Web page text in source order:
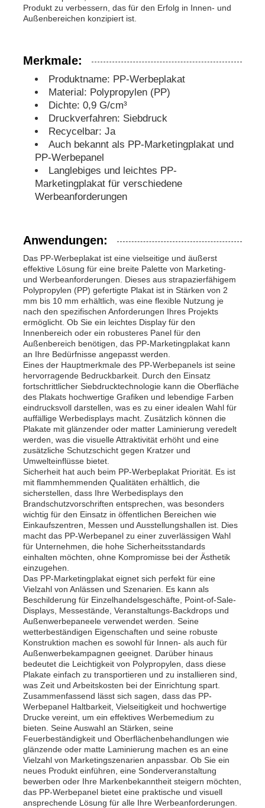
Rohrverbindungen aus Polypropylen
Produkt zu verbessern, das für den Erfolg in Innen- und
Außenbereichen konzipiert ist.
Merkmale:
Produktname: PP-Werbeplakat
Material: Polypropylen (PP)
Dichte: 0,9 G/cm³
Druckverfahren: Siebdruck
Recycelbar: Ja
Auch bekannt als PP-Marketingplakat und
PP-Werbepanel
Langlebiges und leichtes PP-
Marketingplakat für verschiedene
Werbeanforderungen
Anwendungen:
Das PP-Werbeplakat ist eine vielseitige und äußerst
effektive Lösung für eine breite Palette von Marketing-
und Werbeanforderungen. Dieses aus strapazierfähigem
Polypropylen (PP) gefertigte Plakat ist in Stärken von 2
mm bis 10 mm erhältlich, was eine flexible Nutzung je
nach den spezifischen Anforderungen Ihres Projekts
ermöglicht. Ob Sie ein leichtes Display für den
Innenbereich oder ein robusteres Panel für den
Außenbereich benötigen, das PP-Marketingplakat kann
an Ihre Bedürfnisse angepasst werden.
Eines der Hauptmerkmale des PP-Werbepanels ist seine
hervorragende Bedruckbarkeit. Durch den Einsatz
fortschrittlicher Siebdrucktechnologie kann die Oberfläche
des Plakats hochwertige Grafiken und lebendige Farben
eindrucksvoll darstellen, was es zu einer idealen Wahl für
auffällige Werbedisplays macht. Zusätzlich können die
Plakate mit glänzender oder matter Laminierung veredelt
werden, was die visuelle Attraktivität erhöht und eine
zusätzliche Schutzschicht gegen Kratzer und
Umwelteinflüsse bietet.
Sicherheit hat auch beim PP-Werbeplakat Priorität. Es ist
mit flammhemmenden Qualitäten erhältlich, die
sicherstellen, dass Ihre Werbedisplays den
Brandschutzvorschriften entsprechen, was besonders
wichtig für den Einsatz in öffentlichen Bereichen wie
Einkaufszentren, Messen und Ausstellungshallen ist. Dies
macht das PP-Werbepanel zu einer zuverlässigen Wahl
für Unternehmen, die hohe Sicherheitsstandards
einhalten möchten, ohne Kompromisse bei der Ästhetik
einzugehen.
Das PP-Marketingplakat eignet sich perfekt für eine
Vielzahl von Anlässen und Szenarien. Es kann als
Beschilderung für Einzelhandelsgeschäfte, Point-of-Sale-
Displays, Messestände, Veranstaltungs-Backdrops und
Außenwerbepaneele verwendet werden. Seine
wetterbeständigen Eigenschaften und seine robuste
Konstruktion machen es sowohl für Innen- als auch für
Außenwerbekampagnen geeignet. Darüber hinaus
bedeutet die Leichtigkeit von Polypropylen, dass diese
Plakate einfach zu transportieren und zu installieren sind,
was Zeit und Arbeitskosten bei der Einrichtung spart.
Zusammenfassend lässt sich sagen, dass das PP-
Werbepanel Haltbarkeit, Vielseitigkeit und hochwertige
Drucke vereint, um ein effektives Werbemedium zu
bieten. Seine Auswahl an Stärken, seine
Feuerbeständigkeit und Oberflächenbehandlungen wie
glänzende oder matte Laminierung machen es an eine
Vielzahl von Marketingszenarien anpassbar. Ob Sie ein
neues Produkt einführen, eine Sonderveranstaltung
bewerben oder Ihre Markenbekanntheit steigern möchten,
das PP-Werbepanel bietet eine praktische und visuell
ansprechende Lösung für alle Ihre Werbeanforderungen.